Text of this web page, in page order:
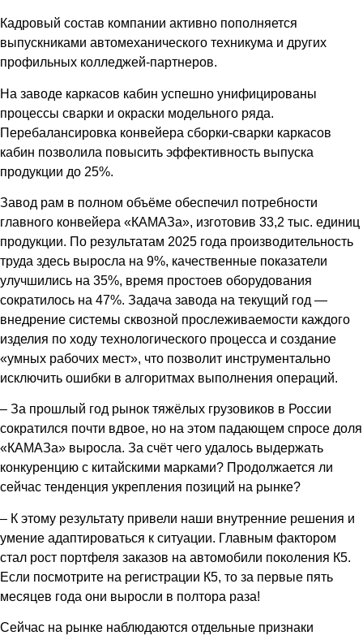
Кадровый состав компании активно пополняется
выпускниками автомеханического техникума и других
профильных колледжей-партнеров.
На заводе каркасов кабин успешно унифицированы
процессы сварки и окраски модельного ряда.
Перебалансировка конвейера сборки-сварки каркасов
кабин позволила повысить эффективность выпуска
продукции до 25%.
Завод рам в полном объёме обеспечил потребности
главного конвейера «КАМАЗа», изготовив 33,2 тыс. единиц
продукции. По результатам 2025 года производительность
труда здесь выросла на 9%, качественные показатели
улучшились на 35%, время простоев оборудования
сократилось на 47%. Задача завода на текущий год —
внедрение системы сквозной прослеживаемости каждого
изделия по ходу технологического процесса и создание
«умных рабочих мест», что позволит инструментально
исключить ошибки в алгоритмах выполнения операций.
– За прошлый год рынок тяжёлых грузовиков в России
сократился почти вдвое, но на этом падающем спросе доля
«КАМАЗа» выросла. За счёт чего удалось выдержать
конкуренцию с китайскими марками? Продолжается ли
сейчас тенденция укрепления позиций на рынке?
– К этому результату привели наши внутренние решения и
умение адаптироваться к ситуации. Главным фактором
стал рост портфеля заказов на автомобили поколения К5.
Если посмотрите на регистрации К5, то за первые пять
месяцев года они выросли в полтора раза!
Сейчас на рынке наблюдаются отдельные признаки